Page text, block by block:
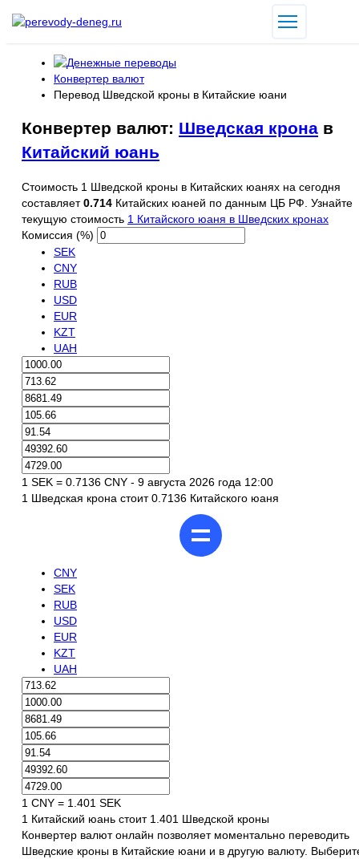
Конвертер валют
Перевод Шведской кроны в Китайские юани
Конвертер валют: Шведская крона в
Китайский юань
Стоимость 1 Шведской кроны в Китайских юанях на сегодня
составляет0.714 Китайских юаней по данным ЦБ РФ. Узнайте
текущую стоимость 1 Китайского юаня в Шведских кронах
Комиссия (%)
SEK
CNY
RUB
USD
EUR
KZT
UAH
1 SEK = 0.7136 CNY - 9 августа 2026 года 12:00
1 Шведская крона стоит 0.7136 Китайского юаня
CNY
SEK
RUB
USD
EUR
KZT
UAH
1 CNY = 1.401 SEK
1 Китайский юань стоит 1.401 Шведской кроны
Конвертер валют онлайн позволяет моментально переводить
Шведские кроны в Китайские юани и в другую валюту.